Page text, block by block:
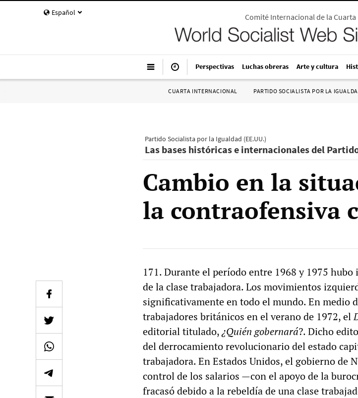
Español Comité Internacional de la
Perspectivas Luchas obreras Arte y cultura
CUARTA INTERNACIONAL PARTIDO SOCIALISTA POR LA
Partido Socialista por la Igualdad (EE.UU.)
Las bases históricas e internacionales del
Cambio en la
la contraofensiva
171. Durante el período entre 1968 y 1975
de la clase trabajadora. Los movimientos
significativamente en todo el mundo. En medio
trabajadores británicos en el verano de 1972, el
editorial titulado,¿Quién gobernará?. Dicho
del derrocamiento revolucionario del estado
trabajadora. En Estados Unidos, el gobierno de
control de los salarios —con el apoyo de la
fracasó debido a la rebeldía de una clase